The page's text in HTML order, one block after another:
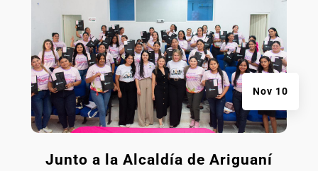
Junto a la Alcaldía de Ariguaní
Nov 10